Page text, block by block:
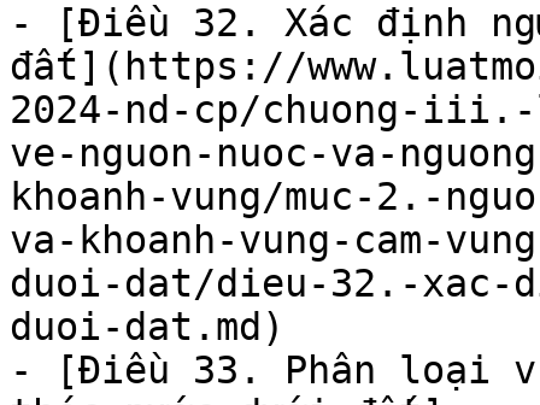
- [Điều 32. Xác định
đất](https://
2024-nd-cp/chuong-
ve-nguon-nuoc-va-
khoanh-vung/muc-2.-
va-khoanh-vung-cam-
duoi-dat/dieu-32.-xac-
duoi-dat.md)
- [Điều 33. Phân loại